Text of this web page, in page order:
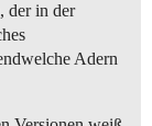
der in der
Adern